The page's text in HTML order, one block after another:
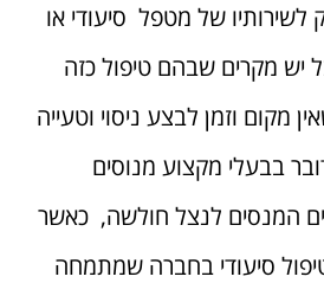
לשירותיו של מטפל סיעודי או
יש מקרים שבהם טיפול כזה
מקום וזמן לבצע ניסוי וטעייה
בבעלי מקצוע מנוסים
המנסים לנצל חולשה, כאשר
סיעודי בחברה שמתמחה